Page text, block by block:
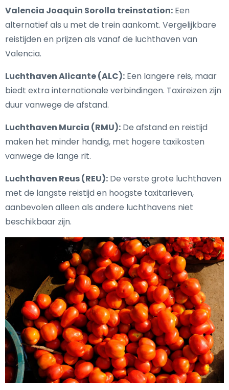
Valencia Joaquin Sorolla treinstation: Een
alternatief als u met de trein aankomt. Vergelijkbare
reistijden en prijzen als vanaf de luchthaven van
Valencia.
Luchthaven Alicante (ALC): Een langere reis, maar
biedt extra internationale verbindingen. Taxireizen zijn
duur vanwege de afstand.
Luchthaven Murcia (RMU): De afstand en reistijd
maken het minder handig, met hogere taxikosten
vanwege de lange rit.
Luchthaven Reus (REU): De verste grote luchthaven
met de langste reistijd en hoogste taxitarieven,
aanbevolen alleen als andere luchthavens niet
beschikbaar zijn.